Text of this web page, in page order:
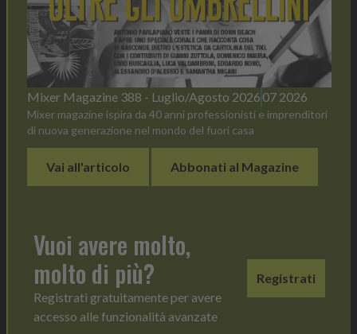
Mixer Magazine 388 - Luglio/Agosto 2026 07 2026
Mixer magazine ispira da 40 anni professionisti e imprenditori
di nuova generazione nel mondo del fuori casa
Vai all'articolo Abbonati al Magazine
Vuoi avere molto,
molto di più?
Registrati gratuitamente per avere
accesso alle funzionalità avanzate
Registrati